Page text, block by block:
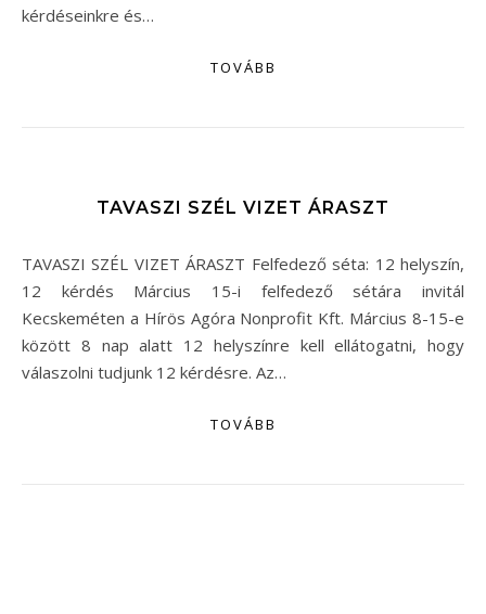
kérdéseinkre és…
TOVÁBB
TAVASZI SZÉL VIZET ÁRASZT
TAVASZI SZÉL VIZET ÁRASZT Felfedező séta: 12 helyszín,
12 kérdés Március 15-i felfedező sétára invitál
Kecskeméten a Hírös Agóra Nonprofit Kft. Március 8-15-e
között 8 nap alatt 12 helyszínre kell ellátogatni, hogy
válaszolni tudjunk 12 kérdésre. Az…
TOVÁBB